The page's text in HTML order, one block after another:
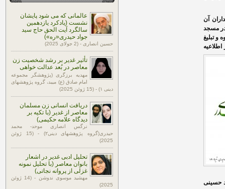
آن
و عشاء در مسجد
و تبلیغ
حسینی
عالمانی که می شود پایشان
نشست (یادکرد یازدهمین
سالگرد آیت الحق حاج سید
جواد حیدری«ره»)
حسین انصاری - (2 جولای 2025)
تأثیر غدیر بر رشد شخصیت زن
معاصر در بُعد عدالت خواهی
مهدیه برزگری (پژوهشگر مجموعه
امام صادق (ع) میبد، گروه پژوهشهای
دینی ۱) - (15 ژوئن 2025)
دریافت انسانی زن مسلمان
معاصر از غدیر (با تکیه بر
دیدگاه علامه حکیمی)
نرگس انصاری موحد- محمد
حیدری(گروه پژوهشهای دینی۲) - (15 ژوئن
2025)
تحلیل ادبی غدیر در اشعار
بانوان معاصر (با تحلیل نمونه
غزلی از پروانه نجاتی)
مهشید موسوی ندوشن - (14 ژوئن
2025)